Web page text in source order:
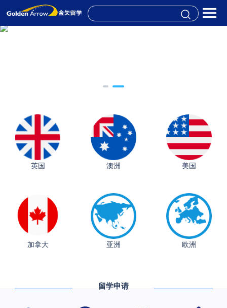
英国 澳洲 美国
加拿大 亚洲 欧洲
留学申请